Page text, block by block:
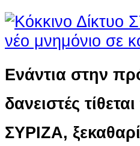
Ενάντια στην
δανειστές
ΣΥΡΙΖΑ,